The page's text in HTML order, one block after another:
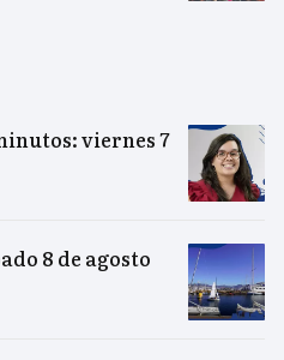
viernes 7
8 de agosto